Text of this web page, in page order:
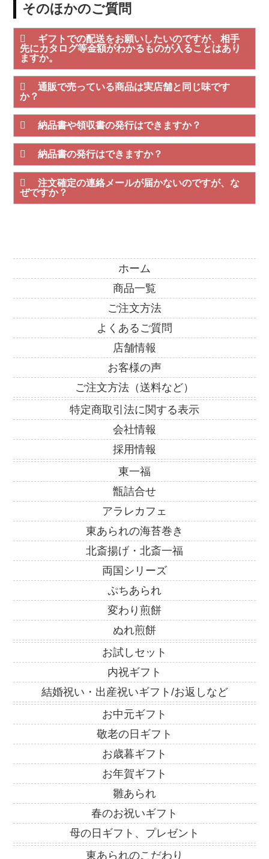
そのほかのご質問
ギフトでの配送をお願いしたいのですが、相手
先にカタログ等金額がわかるものが入ることはあり
ますか。
通販で売っている商品は実店舗と同じ味です
か？
納品書や領収書の発行はできますか？
納品書の発行はできますか？
注文確定の連絡メールが届かないのですが、な
ぜですか？
ホーム
商品一覧
ご注文方法
よくあるご質問
店舗情報
お客様の声
ご注文方法（送料など）
特定商取引法に関する表示
会社情報
採用情報
東一福
甑詰合せ
アラレカフェ
東あられの海苔巻き
北斎揚げ・北斎一福
両国シリーズ
ぷちあられ
変わり煎餅
ぬれ煎餅
お試しセット
内祝ギフト
結婚祝い・出産祝いギフト/お返しなど
お中元ギフト
敬老の日ギフト
お歳暮ギフト
お年賀ギフト
雛あられ
春のお祝いギフト
母の日ギフト、プレゼント
東あられのこだわり